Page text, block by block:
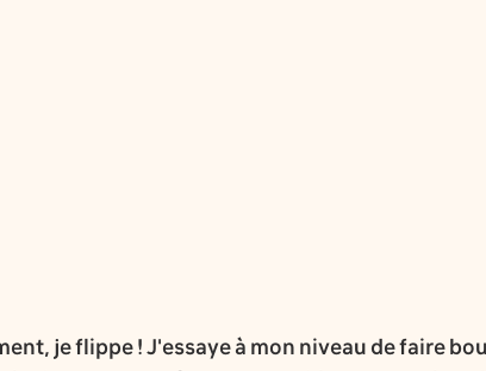
je flippe ! J'essaye à mon niveau de faire